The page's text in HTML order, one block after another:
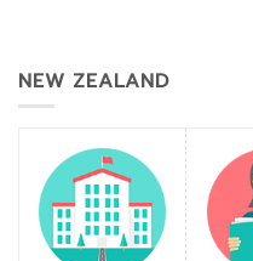
NEW ZEALAND